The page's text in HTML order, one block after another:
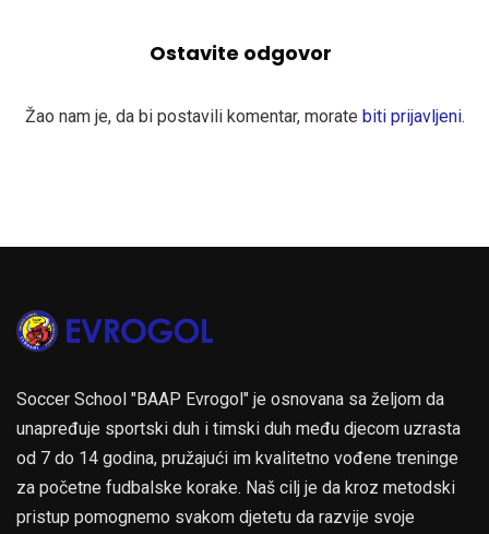
Ostavite odgovor
Žao nam je, da bi postavili komentar, morate biti prijavljeni.
Soccer School "BAAP Evrogol" je osnovana sa željom da
unapređuje sportski duh i timski duh među djecom uzrasta
od 7 do 14 godina, pružajući im kvalitetno vođene treninge
za početne fudbalske korake. Naš cilj je da kroz metodski
pristup pomognemo svakom djetetu da razvije svoje